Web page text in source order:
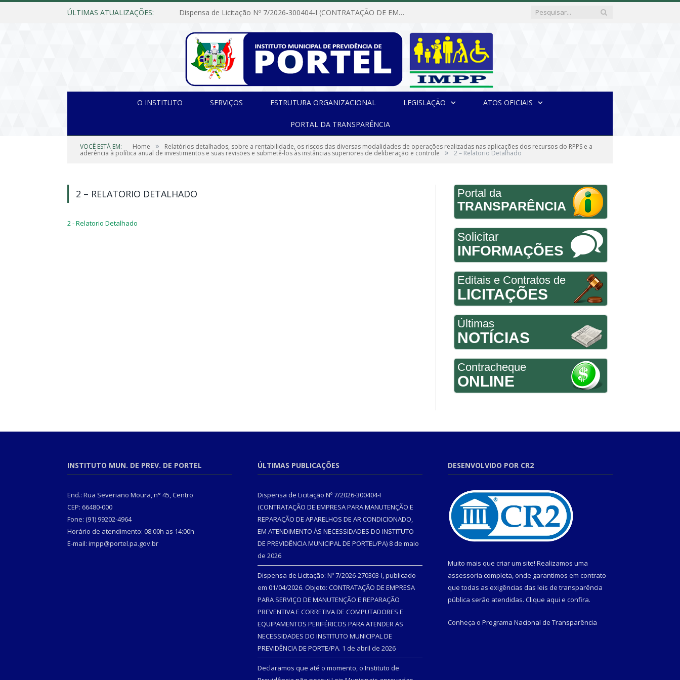
ÚLTIMAS ATUALIZAÇÕES: Dispensa de Licitação Nº 7/2026-300404-I (CONTRATAÇÃO DE EMPRESA PARA MANUTENÇÃO E REPARAÇÃO DE APARELHOS DE AR CONDICIONADO, EM ATENDIMENTO ÀS NECESSIDADES DO INSTITUTO DE PREVIDÊNCIA MUNICIPAL DE PORTEL/PA)
O INSTITUTO SERVIÇOS ESTRUTURA ORGANIZACIONAL LEGISLAÇÃO ATOS OFICIAIS
PORTAL DA TRANSPARÊNCIA
VOCÊ ESTÁ EM: Home » Relatórios detalhados, sobre a rentabilidade, os riscos das diversas modalidades de operações realizadas nas aplicações dos recursos do RPPS e a
aderência à política anual de investimentos e suas revisões e submetê-los às instâncias superiores de deliberação e controle » 2 – Relatorio Detalhado
2 – RELATORIO DETALHADO
2 - Relatorio Detalhado
Portal da
TRANSPARÊNCIA
Solicitar
INFORMAÇÕES
Editais e Contratos de
LICITAÇÕES
Últimas
NOTÍCIAS
Contracheque
ONLINE
INSTITUTO MUN. DE PREV. DE PORTEL
End.: Rua Severiano Moura, n° 45, Centro
CEP: 66480-000
Fone: (91) 99202-4964
Horário de atendimento: 08:00h as 14:00h
E-mail: impp@portel.pa.gov.br
ÚLTIMAS PUBLICAÇÕES
Dispensa de Licitação Nº 7/2026-300404-I
(CONTRATAÇÃO DE EMPRESA PARA MANUTENÇÃO E
REPARAÇÃO DE APARELHOS DE AR CONDICIONADO,
EM ATENDIMENTO ÀS NECESSIDADES DO INSTITUTO
DE PREVIDÊNCIA MUNICIPAL DE PORTEL/PA) 8 de maio
de 2026
Dispensa de Licitação: Nº 7/2026-270303-I, publicado
em 01/04/2026. Objeto: CONTRATAÇÃO DE EMPRESA
PARA SERVIÇO DE MANUTENÇÃO E REPARAÇÃO
PREVENTIVA E CORRETIVA DE COMPUTADORES E
EQUIPAMENTOS PERIFÉRICOS PARA ATENDER AS
NECESSIDADES DO INSTITUTO MUNICIPAL DE
PREVIDÊNCIA DE PORTE/PA. 1 de abril de 2026
Declaramos que até o momento, o Instituto de
DESENVOLVIDO POR CR2
Muito mais que criar um site! Realizamos uma
assessoria completa, onde garantimos em contrato
que todas as exigências das leis de transparência
pública serão atendidas. Clique aqui e confira.
Conheça o Programa Nacional de Transparência